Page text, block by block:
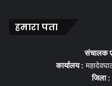
हमारा पता
संचालक
कार्यालय :
जिला :